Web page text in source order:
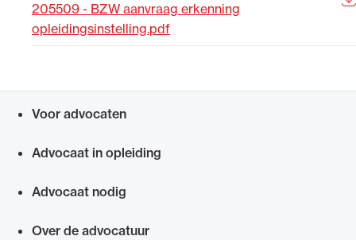
205509 - BZW aanvraag erkenning
opleidingsinstelling.pdf
Voor advocaten
Advocaat in opleiding
Advocaat nodig
Over de advocatuur
Uitgelicht
Van de Advocatenwet tot de Verordening op